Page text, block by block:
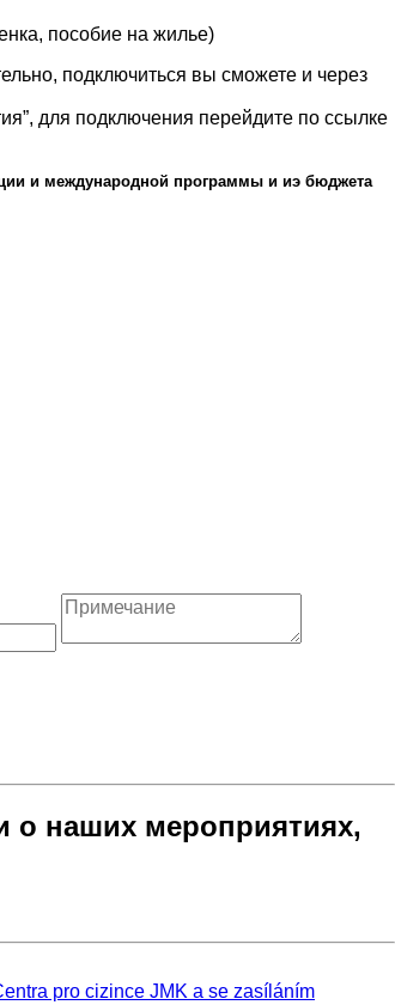
пособие на жилье)
подключиться вы сможете и через
для подключения перейдите по ссылке
и международной программы и иэ бюджета
наших мероприятиях,
pro cizince JMK a se zasíláním